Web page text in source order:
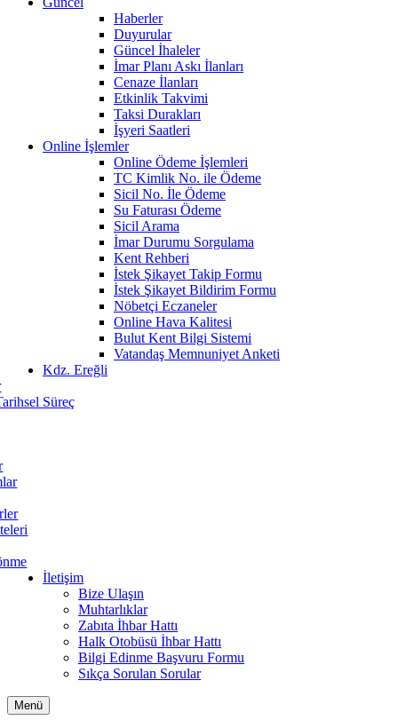
Haberler
Duyurular
Güncel İhaleler
İmar Planı Askı İlanları
Cenaze İlanları
Etkinlik Takvimi
Taksi Durakları
İşyeri Saatleri
Online İşlemler
Online Ödeme İşlemleri
TC Kimlik No. ile Ödeme
Sicil No. İle Ödeme
Su Faturası Ödeme
Sicil Arama
İmar Durumu Sorgulama
Kent Rehberi
İstek Şikayet Takip Formu
İstek Şikayet Bildirim Formu
Nöbetçi Eczaneler
Online Hava Kalitesi
Bulut Kent Bilgi Sistemi
Vatandaş Memnuniyet Anketi
Kdz. Ereğli
Süreç
İletişim
Bize Ulaşın
Muhtarlıklar
Zabıta İhbar Hattı
Halk Otobüsü İhbar Hattı
Bilgi Edinme Başvuru Formu
Sıkça Sorulan Sorular
Menü